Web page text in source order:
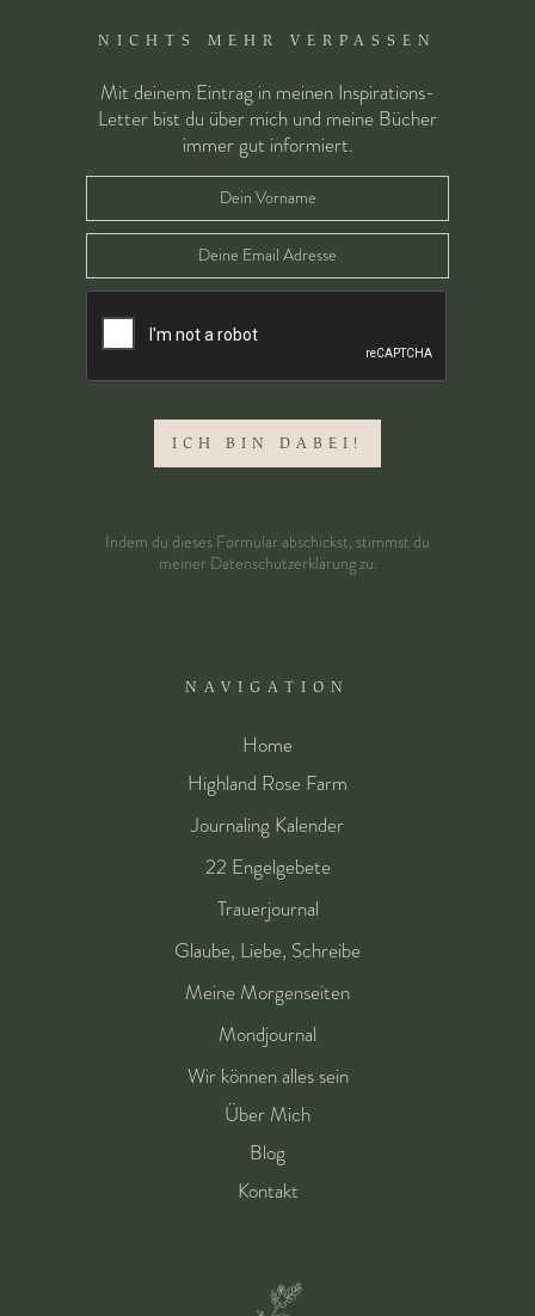
NICHTS MEHR VERPASSEN
Mit deinem Eintrag in meinen Inspirations-
Letter bist du über mich und meine Bücher
immer gut informiert.
Indem du dieses Formular abschickst, stimmst du
meiner Datenschutzerklärungzu.
NAVIGATION
Home
Highland Rose Farm
Journaling Kalender
22 Engelgebete
Trauerjournal
Glaube, Liebe, Schreibe
Meine Morgenseiten
Mondjournal
Wir können alles sein
Über Mich
Blog
Kontakt